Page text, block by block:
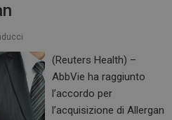
(Reuters Health) –
AbbVie ha raggiunto
l’accordo per
l’acquisizione di Allergan